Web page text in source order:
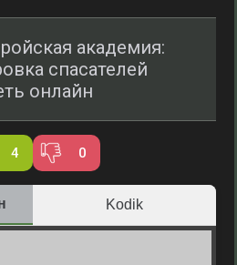
академия:
спасателей
онлайн
4 0
Kodik